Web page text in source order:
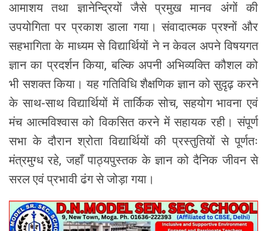
आमाशय तथा ज्ञानेन्द्रियों जैसे प्रमुख मानव अंगों की
उपयोगिता पर प्रकाश डाला गया। संवादात्मक प्रश्नों और
सहभागिता के माध्यम से विद्यार्थियों ने न केवल अपने विषयगत
ज्ञान का प्रदर्शन किया, बल्कि अपनी अभिव्यक्ति कौशल को
भी सशक्त किया। यह गतिविधि शैक्षणिक ज्ञान को सुदृढ़ करने
के साथ-साथ विद्यार्थियों में तार्किक सोच, सहयोग भावना एवं
मंच आत्मविश्वास को विकसित करने में सहायक रही। संपूर्ण
सभा के दौरान श्रोता विद्यार्थियों की प्रस्तुतियों से पूर्णतः
मंत्रमुग्ध रहे, जहाँ पाठ्यपुस्तक के ज्ञान को दैनिक जीवन से
सरल एवं प्रभावी ढंग से जोड़ा गया।